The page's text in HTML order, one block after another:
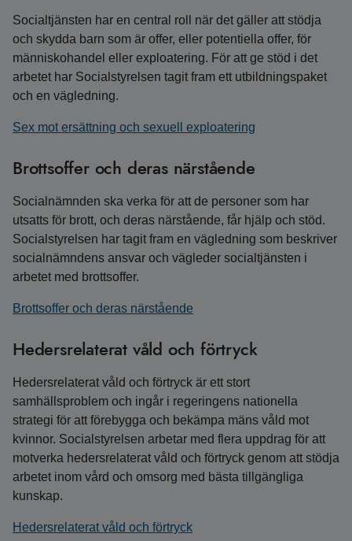
Socialtjänsten har en central roll när det gäller att stödja
och skydda barn som är offer, eller potentiella offer, för
människohandel eller exploatering. För att ge stöd i det
arbetet har Socialstyrelsen tagit fram ett utbildningspaket
och en vägledning.
Sex mot ersättning och sexuell exploatering
Brottsoffer och deras närstående
Socialnämnden ska verka för att de personer som har
utsatts för brott, och deras närstående, får hjälp och stöd.
Socialstyrelsen har tagit fram en vägledning som beskriver
socialnämndens ansvar och vägleder socialtjänsten i
arbetet med brottsoffer.
Brottsoffer och deras närstående
Hedersrelaterat våld och förtryck
Hedersrelaterat våld och förtryck är ett stort
samhällsproblem och ingår i regeringens nationella
strategi för att förebygga och bekämpa mäns våld mot
kvinnor. Socialstyrelsen arbetar med flera uppdrag för att
motverka hedersrelaterat våld och förtryck genom att stödja
arbetet inom vård och omsorg med bästa tillgängliga
kunskap.
Hedersrelaterat våld och förtryck